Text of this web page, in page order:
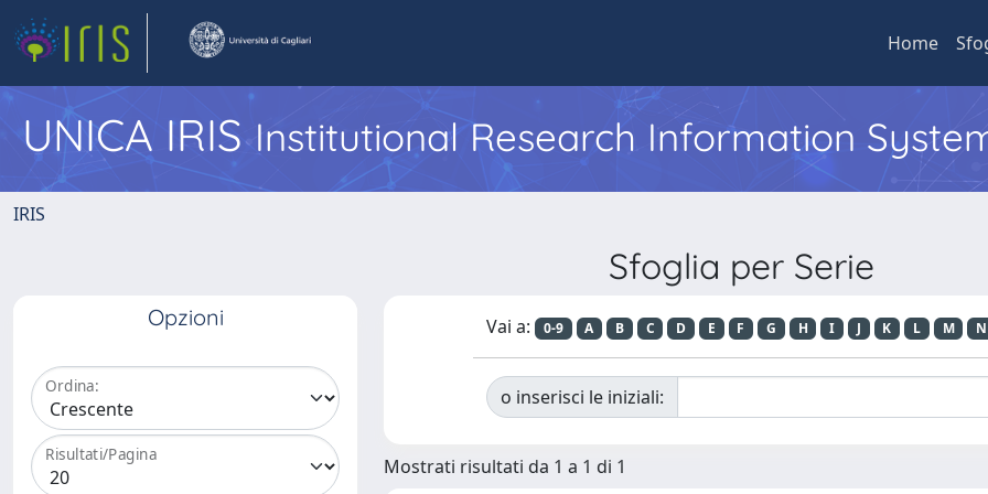
Home
UNICA IRISInstitutional Research Information
IRIS
Sfoglia per Serie
Opzioni
Ordina:
Risultati/Pagina
Vai a: 0-9 A B C D E F G H I J K L M N
o inserisci le iniziali:
Mostrati risultati da 1 a 1 di 1